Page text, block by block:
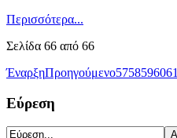
Περισσότερα...
Σελίδα 66 από 66
ΈναρξηΠροηγούμενο5758596061
Εύρεση